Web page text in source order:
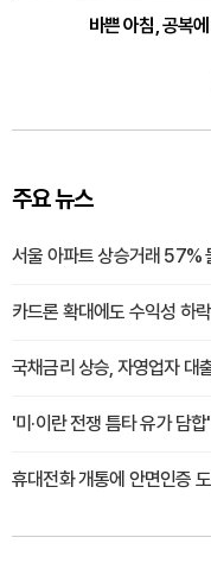
바쁜 아침, 공복
30대부터 유병률 2배
주요 뉴스
서울 아파트 상승거래 57%
카드론 확대에도 수익성 하
국채금리 상승, 자영업자 대
'미·이란 전쟁 틈타 유가 담
휴대전화 개통에 안면인증